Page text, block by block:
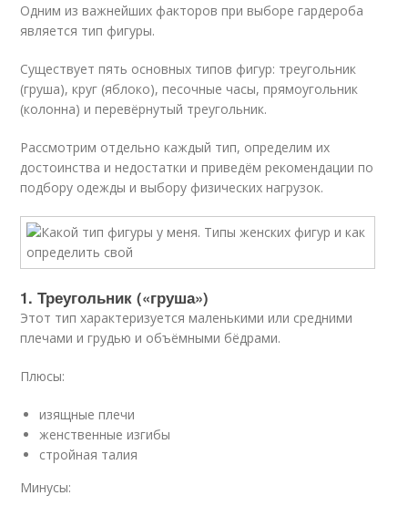
Одним из важнейших факторов при выборе гардероба
является тип фигуры.
Существует пять основных типов фигур: треугольник
(груша), круг (яблоко), песочные часы, прямоугольник
(колонна) и перевёрнутый треугольник.
Рассмотрим отдельно каждый тип, определим их
достоинства и недостатки и приведём рекомендации по
подбору одежды и выбору физических нагрузок.
1. Треугольник («груша»)
Этот тип характеризуется маленькими или средними
плечами и грудью и объёмными бёдрами.
Плюсы:
изящные плечи
женственные изгибы
стройная талия
Минусы: